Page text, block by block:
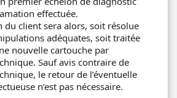
effectuée.
du client sera alors, soit résolue
adéquates, soit traitée
nouvelle cartouche par
Sauf avis contraire de
le retour de l’éventuelle
n’est pas nécessaire.